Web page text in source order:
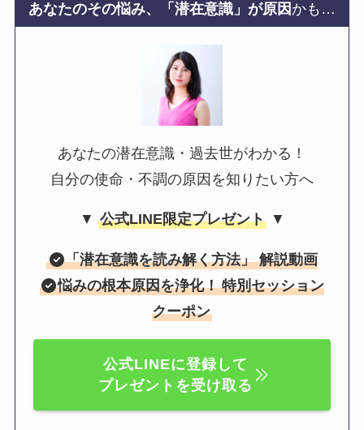
あなたのその悩み、「潜在意識」が原因 かも…
あなたの潜在意識・過去世がわかる！
自分の使命・不調の原因を知りたい方へ
▼ 公式LINE限定プレゼント▼
「潜在意識を読み解く方法」 解説動画
悩みの根本原因を浄化！ 特別セッション
クーポン
公式LINEに登録して
プレゼントを受け取る